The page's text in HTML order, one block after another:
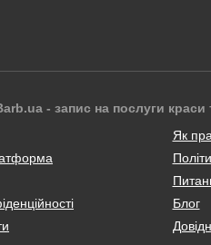
- запис на послуги краси
Як
Блог